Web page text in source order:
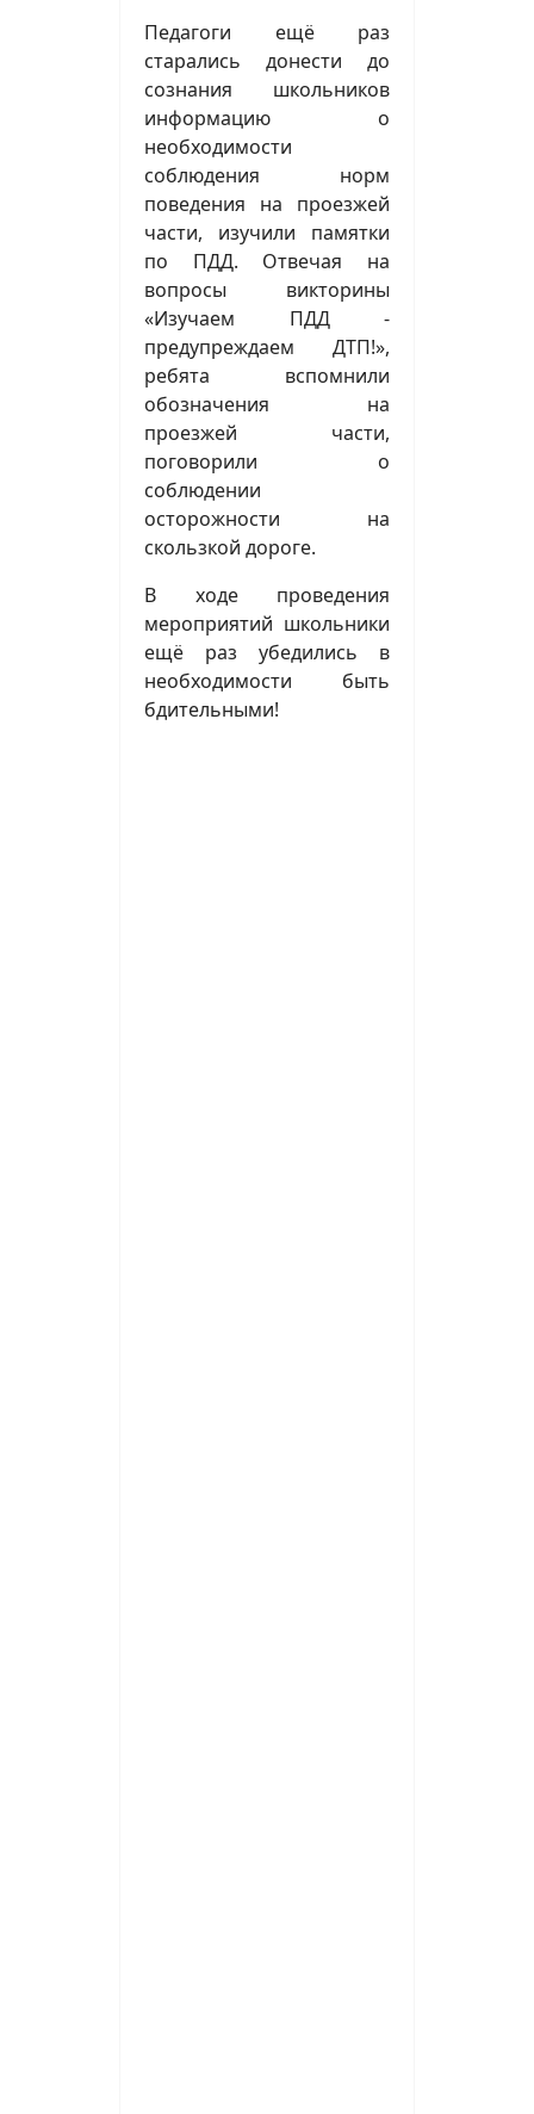
Педагоги ещё раз
старались донести до
сознания школьников
информацию о
необходимости
соблюдения норм
поведения на проезжей
части, изучили памятки
по ПДД. Отвечая на
вопросы викторины
«Изучаем ПДД -
предупреждаем ДТП!»,
ребята вспомнили
обозначения на
проезжей части,
поговорили о
соблюдении
осторожности на
скользкой дороге.
В ходе проведения
мероприятий школьники
ещё раз убедились в
необходимости быть
бдительными!